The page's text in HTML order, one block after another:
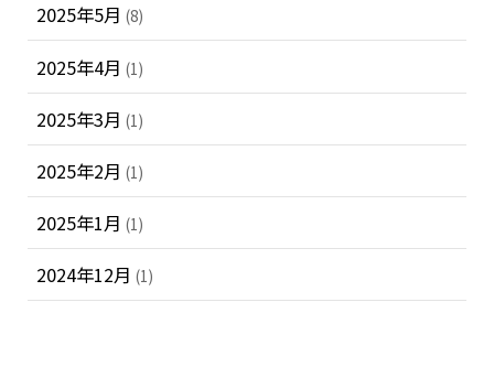
2025年5月 (8)
2025年4月 (1)
2025年3月 (1)
2025年2月 (1)
2025年1月 (1)
2024年12月 (1)